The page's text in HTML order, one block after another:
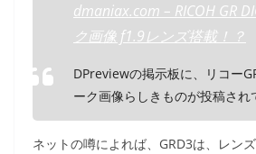
dmaniax.com – RICOH GR
ク画像 f1.9レンズ搭載！？
DPreviewの掲示板に、リコー
ーク画像らしきものが投稿され
ネットの噂によれば、GRD3は、レン